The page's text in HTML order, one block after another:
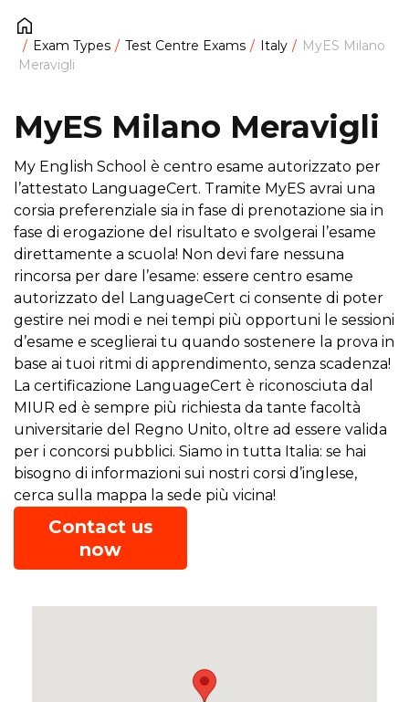
Exam Types Test Centre Exams Italy
MyES Milano
Meravigli
MyES Milano Meravigli
My English School è centro esame autorizzato per
l’attestato LanguageCert. Tramite MyES avrai una
corsia preferenziale sia in fase di prenotazione sia in
fase di erogazione del risultato e svolgerai l’esame
direttamente a scuola! Non devi fare nessuna
rincorsa per dare l’esame: essere centro esame
autorizzato del LanguageCert ci consente di poter
gestire nei modi e nei tempi più opportuni le sessioni
d’esame e sceglierai tu quando sostenere la prova in
base ai tuoi ritmi di apprendimento, senza scadenza!
La certificazione LanguageCert è riconosciuta dal
MIUR ed è sempre più richiesta da tante facoltà
universitarie del Regno Unito, oltre ad essere valida
per i concorsi pubblici. Siamo in tutta Italia: se hai
bisogno di informazioni sui nostri corsi d’inglese,
cerca sulla mappa la sede più vicina!
Contact us
now